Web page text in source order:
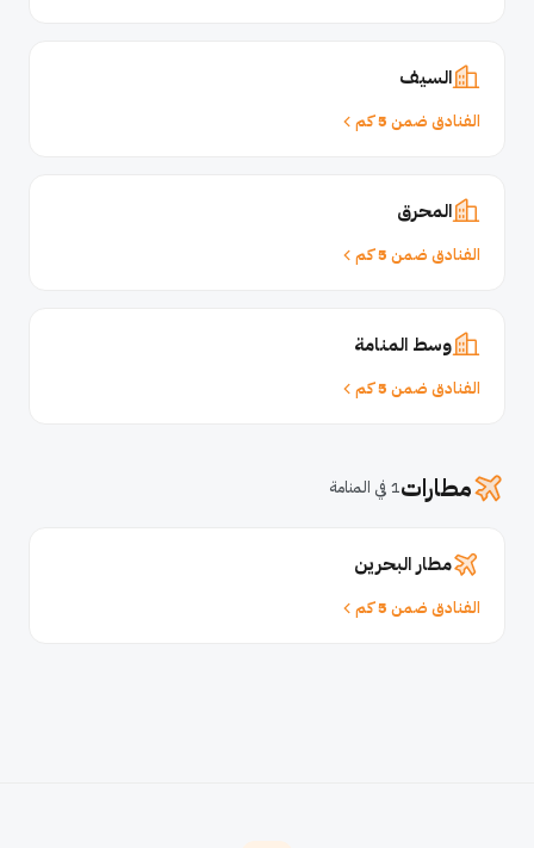
السيف
الفنادق ضمن 5 كم
المحرق
الفنادق ضمن 5 كم
وسط المنامة
الفنادق ضمن 5 كم
مطارات1 في المنامة
مطار البحرين
الفنادق ضمن 5 كم